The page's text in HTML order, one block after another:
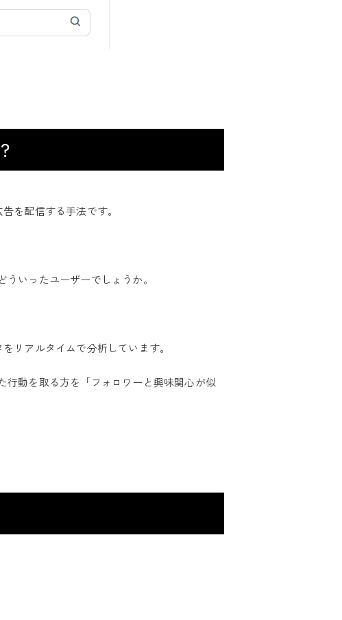
告を配信する手法です。
いったユーザーでしょうか。
リアルタイムで分析しています。
動を取る方を「フォロワーと興味関心が似